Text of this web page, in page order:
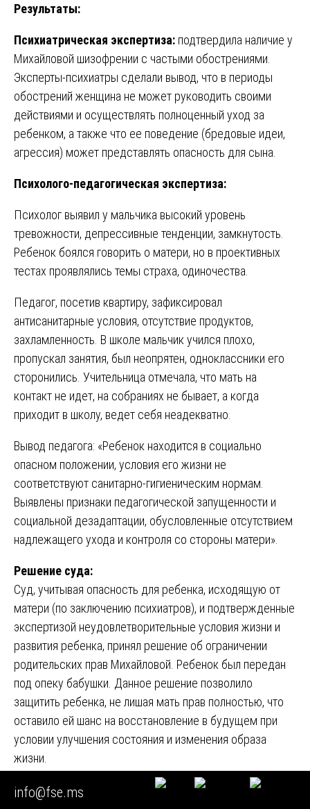
Результаты:
Психиатрическая экспертиза: подтвердила наличие у
Михайловой шизофрении с частыми обострениями.
Эксперты-психиатры сделали вывод, что в периоды
обострений женщина не может руководить своими
действиями и осуществлять полноценный уход за
ребенком, а также что ее поведение (бредовые идеи,
агрессия) может представлять опасность для сына.
Психолого-педагогическая экспертиза:
Психолог выявил у мальчика высокий уровень
тревожности, депрессивные тенденции, замкнутость.
Ребенок боялся говорить о матери, но в проективных
тестах проявлялись темы страха, одиночества.
Педагог, посетив квартиру, зафиксировал
антисанитарные условия, отсутствие продуктов,
захламленность. В школе мальчик учился плохо,
пропускал занятия, был неопрятен, одноклассники его
сторонились. Учительница отмечала, что мать на
контакт не идет, на собраниях не бывает, а когда
приходит в школу, ведет себя неадекватно.
Вывод педагога: «Ребенок находится в социально
опасном положении, условия его жизни не
соответствуют санитарно-гигиеническим нормам.
Выявлены признаки педагогической запущенности и
социальной дезадаптации, обусловленные отсутствием
надлежащего ухода и контроля со стороны матери».
Решение суда:
Суд, учитывая опасность для ребенка, исходящую от
матери (по заключению психиатров), и подтвержденные
экспертизой неудовлетворительные условия жизни и
развития ребенка, принял решение об ограничении
родительских прав Михайловой. Ребенок был передан
под опеку бабушки. Данное решение позволило
защитить ребенка, не лишая мать прав полностью, что
оставило ей шанс на восстановление в будущем при
условии улучшения состояния и изменения образа
жизни.
Глава 3. Примеры экспертиз по
info@fse.ms